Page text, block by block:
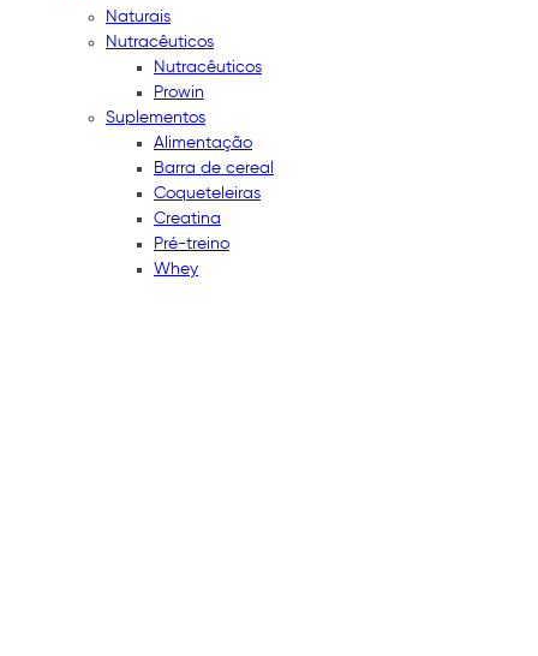
Naturais
Nutracêuticos
Nutracêuticos
Prowin
Suplementos
Alimentação
Barra de cereal
Coqueteleiras
Creatina
Pré-treino
Whey